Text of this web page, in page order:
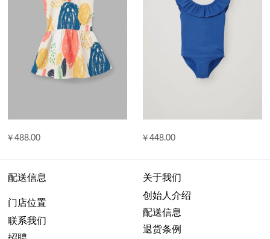
￥488.00 ￥448.00
配送信息
关于我们
创始人介绍
配送信息
退货条例
门店位置
联系我们